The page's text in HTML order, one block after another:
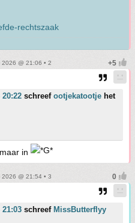
rechtszaak
2026 @ 21:06 • 2
schreef ootjekatootje het
in
2026 @ 21:54 • 3
schreef MissButterflyy